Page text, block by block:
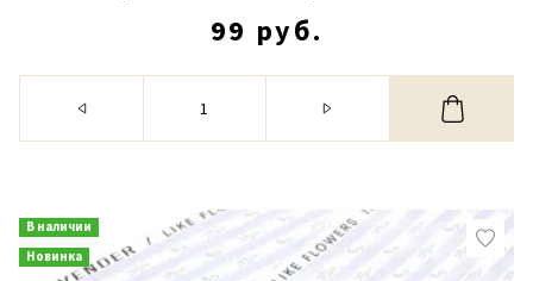
99 руб.
В наличии
Новинка